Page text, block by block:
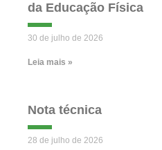
da Educação Física
30 de julho de 2026
Leia mais »
Nota técnica
28 de julho de 2026